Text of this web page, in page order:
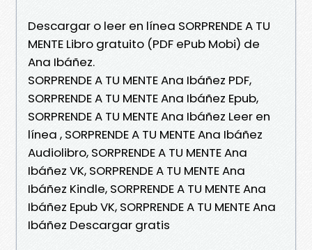
Descargar o leer en línea SORPRENDE A TU
MENTE Libro gratuito (PDF ePub Mobi) de
Ana Ibáñez.
SORPRENDE A TU MENTE Ana Ibáñez PDF,
SORPRENDE A TU MENTE Ana Ibáñez Epub,
SORPRENDE A TU MENTE Ana Ibáñez Leer en
línea , SORPRENDE A TU MENTE Ana Ibáñez
Audiolibro, SORPRENDE A TU MENTE Ana
Ibáñez VK, SORPRENDE A TU MENTE Ana
Ibáñez Kindle, SORPRENDE A TU MENTE Ana
Ibáñez Epub VK, SORPRENDE A TU MENTE Ana
Ibáñez Descargar gratis